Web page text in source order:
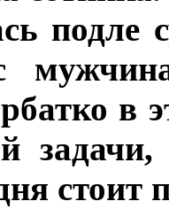
подле
в
стоит